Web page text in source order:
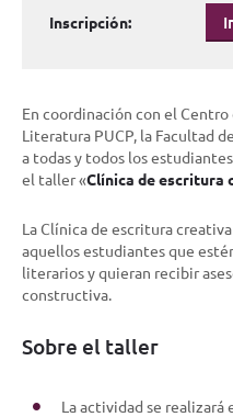
Inscripción:
En coordinación con el
Literatura PUCP, la Facultad
a todas y todos los
el taller «Clínica de escritura
La Clínica de escritura
aquellos estudiantes que
literarios y quieran recibir
constructiva.
Sobre el taller
La actividad se realizará